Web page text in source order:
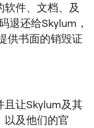
件、文档、及
退还给Skylum，
供书面的销毁证
且让Skylum及其
以及他们的官